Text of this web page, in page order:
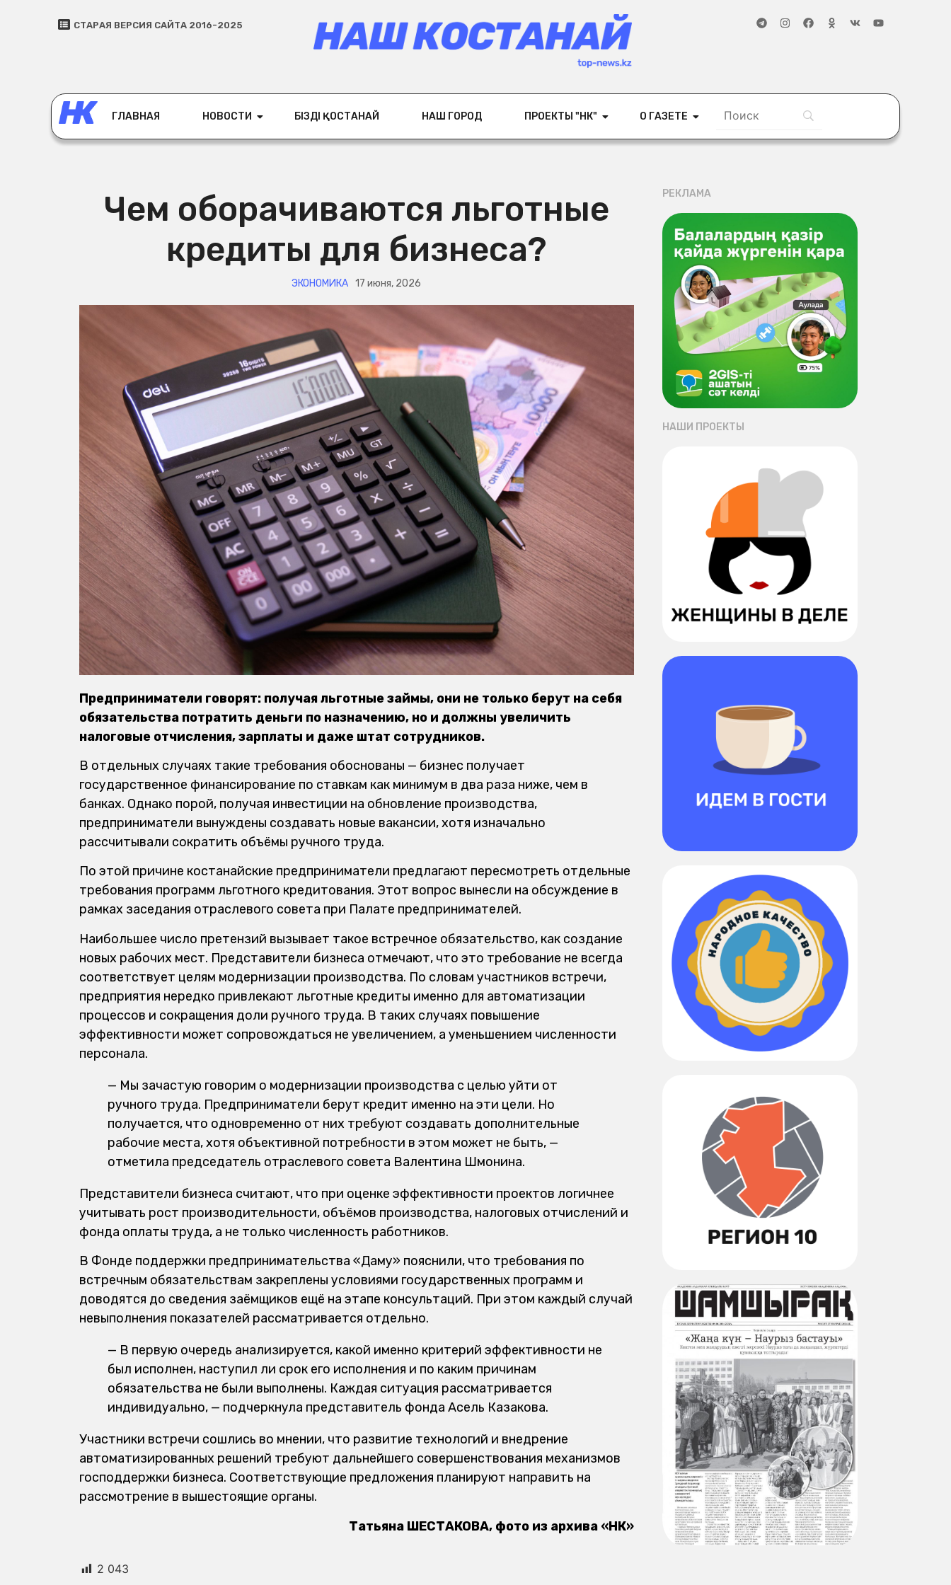
СТАРАЯ ВЕРСИЯ САЙТА 2016-2025
ГЛАВНАЯ НОВОСТИ БІЗДІҢ ҚОСТАНАЙ НАШ ГОРОД ПРОЕКТЫ "НК" О ГАЗЕТЕ
Чем оборачиваются льготные
кредиты для бизнеса?
ЭКОНОМИКА 17 июня, 2026
Предприниматели говорят: получая льготные займы, они не только берут на себя
обязательства потратить деньги по назначению, но и должны увеличить
налоговые отчисления, зарплаты и даже штат сотрудников.
В отдельных случаях такие требования обоснованы — бизнес получает
государственное финансирование по ставкам как минимум в два раза ниже, чем в
банках. Однако порой, получая инвестиции на обновление производства,
предприниматели вынуждены создавать новые вакансии, хотя изначально
рассчитывали сократить объёмы ручного труда.
По этой причине костанайские предприниматели предлагают пересмотреть отдельные
требования программ льготного кредитования. Этот вопрос вынесли на обсуждение в
рамках заседания отраслевого совета при Палате предпринимателей.
Наибольшее число претензий вызывает такое встречное обязательство, как создание
новых рабочих мест. Представители бизнеса отмечают, что это требование не всегда
соответствует целям модернизации производства. По словам участников встречи,
предприятия нередко привлекают льготные кредиты именно для автоматизации
процессов и сокращения доли ручного труда. В таких случаях повышение
эффективности может сопровождаться не увеличением, а уменьшением численности
персонала.
— Мы зачастую говорим о модернизации производства с целью уйти от
ручного труда. Предприниматели берут кредит именно на эти цели. Но
получается, что одновременно от них требуют создавать дополнительные
рабочие места, хотя объективной потребности в этом может не быть, —
отметила председатель отраслевого совета Валентина Шмонина.
Представители бизнеса считают, что при оценке эффективности проектов логичнее
учитывать рост производительности, объёмов производства, налоговых отчислений и
фонда оплаты труда, а не только численность работников.
В Фонде поддержки предпринимательства «Даму» пояснили, что требования по
встречным обязательствам закреплены условиями государственных программ и
доводятся до сведения заёмщиков ещё на этапе консультаций. При этом каждый случай
невыполнения показателей рассматривается отдельно.
— В первую очередь анализируется, какой именно критерий эффективности не
был исполнен, наступил ли срок его исполнения и по каким причинам
обязательства не были выполнены. Каждая ситуация рассматривается
индивидуально, — подчеркнула представитель фонда Асель Казакова.
Участники встречи сошлись во мнении, что развитие технологий и внедрение
автоматизированных решений требуют дальнейшего совершенствования механизмов
господдержки бизнеса. Соответствующие предложения планируют направить на
рассмотрение в вышестоящие органы.
Татьяна ШЕСТАКОВА, фото из архива «НК»
2 043
РЕКЛАМА
НАШИ ПРОЕКТЫ